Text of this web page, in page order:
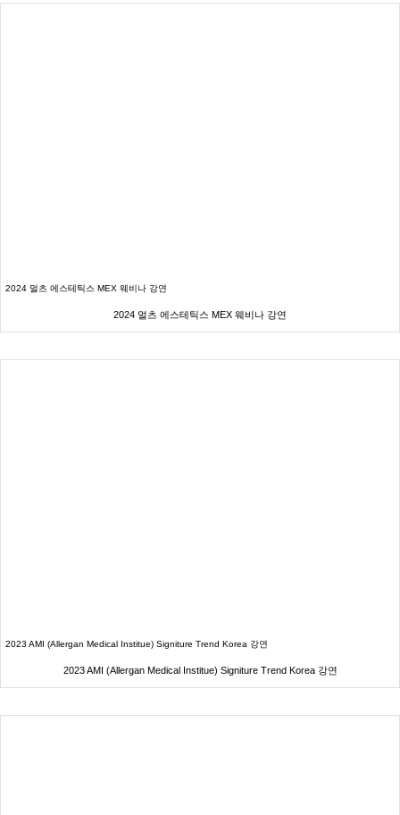
2024 멀츠 에스테틱스 MEX 웨비나 강연
2024 멀츠 에스테틱스 MEX 웨비나 강연
2023 AMI (Allergan Medical Institue) Signiture Trend Korea 강연
2023 AMI (Allergan Medical Institue) Signiture Trend Korea 강연